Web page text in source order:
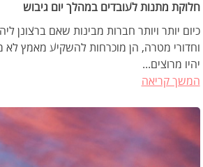
חלוקת מתנות לעובדים במהלך יום גיבוש
כיום יותר ויותר חברות מבינות שאם ברצונן
וחדורי מטרה, הן מוכרחות להשקיע מאמץ
יהיו מרוצים...
המשך קריאה